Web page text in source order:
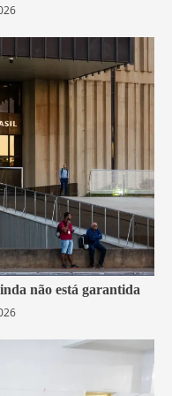
não está garantida